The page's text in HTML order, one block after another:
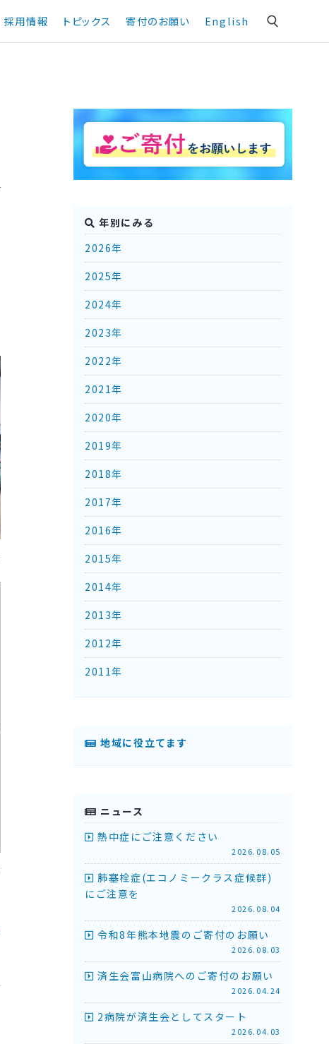
採用情報 トピックス 寄付のお願い English
年別にみる
2026年
2025年
2024年
2023年
2022年
2021年
2020年
2019年
2018年
2017年
2016年
2015年
2014年
2013年
2012年
2011年
地域に役立てます
ニュース
熱中症にご注意ください
2026.08.05
肺塞栓症(エコノミークラス症候群)
にご注意を
2026.08.04
令和8年熊本地震のご寄付のお願い
2026.08.03
済生会富山病院へのご寄付のお願い
2026.04.24
2病院が済生会としてスタート
2026.04.03